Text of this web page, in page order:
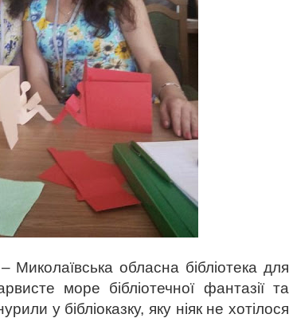
Миколаївська обласна бібліотека для
море бібліотечної фантазії та
у бібліоказку, яку ніяк не хотілося